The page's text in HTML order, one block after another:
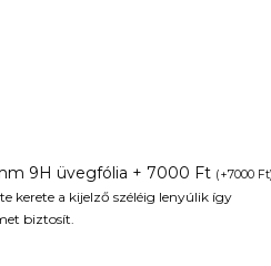
9H üvegfólia + 7000 Ft (+7000 Ft
kerete a kijelző széléig lenyúlik így
biztosít.